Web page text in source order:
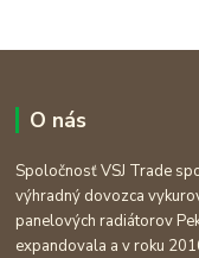
O nás
Spoločnosť VSJ Trade
výhradný dovozca
panelových radiátorov
expandovala a v roku